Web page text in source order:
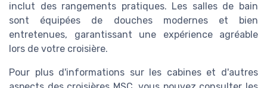
inclut des rangements pratiques. Les salles de bain
sont équipées de douches modernes et bien
entretenues, garantissant une expérience agréable
lors de votre croisière.
Pour plus d'informations sur les cabines et d'autres